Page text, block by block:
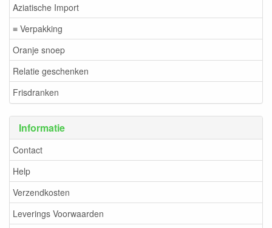
Aziatische Import
≡ Verpakking
Oranje snoep
Relatie geschenken
Frisdranken
Informatie
Contact
Help
Verzendkosten
Leverings Voorwaarden